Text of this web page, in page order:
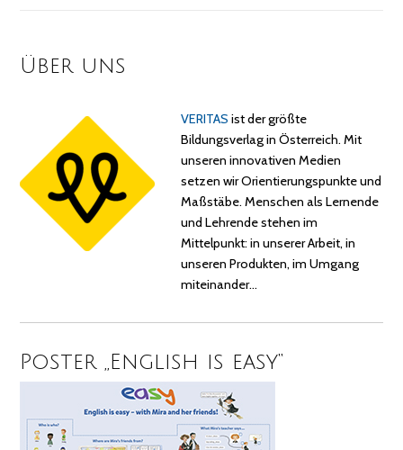
Über uns
VERITAS ist der größte
Bildungsverlag in Österreich. Mit
unseren innovativen Medien
setzen wir Orientierungspunkte und
Maßstäbe. Menschen als Lernende
und Lehrende stehen im
Mittelpunkt: in unserer Arbeit, in
unseren Produkten, im Umgang
miteinander…
Poster „English is easy“